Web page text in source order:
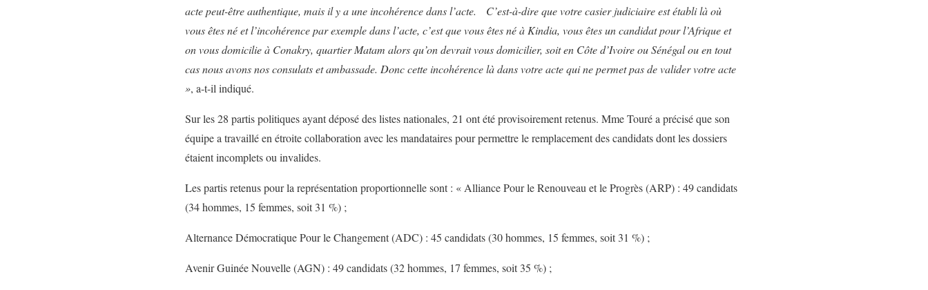
acte peut-être authentique, mais il y a une incohérence dans l’acte.
C’est-à-dire que votre casier judiciaire estétabli làoù
vousêtes néet l’incohérence par exemple dans l’acte, c’est que vousêtes néàKindia, vousêtes un candidat pour l’Afrique et
on vous domicilieà Conakry, quartier Matam alors qu’on devrait vous domicilier, soit en Côte d’Ivoire ou Sénégal ou en tout
cas nous avons nos consulats et ambassade. Donc cette incohérence là dans votre acte qui ne permet pas de valider votre acte
», a-t-il indiqué.
Sur les 28 partis politiques ayant déposé des listes nationales, 21 ont été provisoirement retenus. Mme Touré a précisé que son
équipe a travaillé en étroite collaboration avec les mandataires pour permettre le remplacement des candidats dont les dossiers
étaient incomplets ou invalides.
Les partis retenus pour la représentation proportionnelle sont : « Alliance Pour le Renouveau et le Progrès (ARP) : 49 candidats
(34 hommes, 15 femmes, soit 31 %) ;
Alternance Démocratique Pour le Changement (ADC) : 45 candidats (30 hommes, 15 femmes, soit 31 %) ;
Avenir Guinée Nouvelle (AGN) : 49 candidats (32 hommes, 17 femmes, soit 35 %) ;